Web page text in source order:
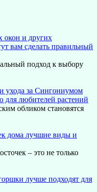
окон и других
вам сделать правильный
подход к выбору
ухода за Сингониумом
для любителей растений
обликом становятся
дома лучшие виды и
– это не только